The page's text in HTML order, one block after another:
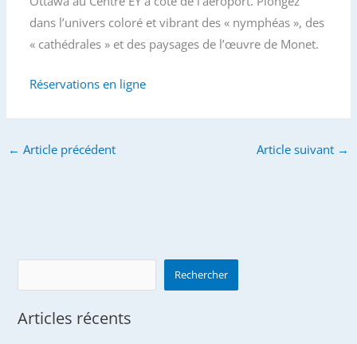
dans l’univers coloré et vibrant des « nymphéas », des
« cathédrales » et des paysages de l’œuvre de Monet.
Réservations en ligne
← Article précédent Article suivant →
Rechercher
Articles récents